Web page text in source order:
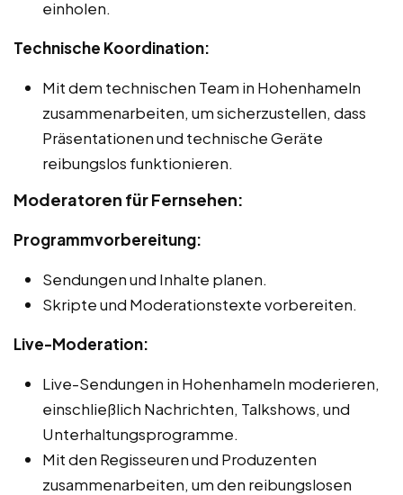
einholen.
Technische Koordination:
Mit dem technischen Team in Hohenhameln
zusammenarbeiten, um sicherzustellen, dass
Präsentationen und technische Geräte
reibungslos funktionieren.
Moderatoren für Fernsehen:
Programmvorbereitung:
Sendungen und Inhalte planen.
Skripte und Moderationstexte vorbereiten.
Live-Moderation:
Live-Sendungen in Hohenhameln moderieren,
einschließlich Nachrichten, Talkshows, und
Unterhaltungsprogramme.
Mit den Regisseuren und Produzenten
zusammenarbeiten, um den reibungslosen